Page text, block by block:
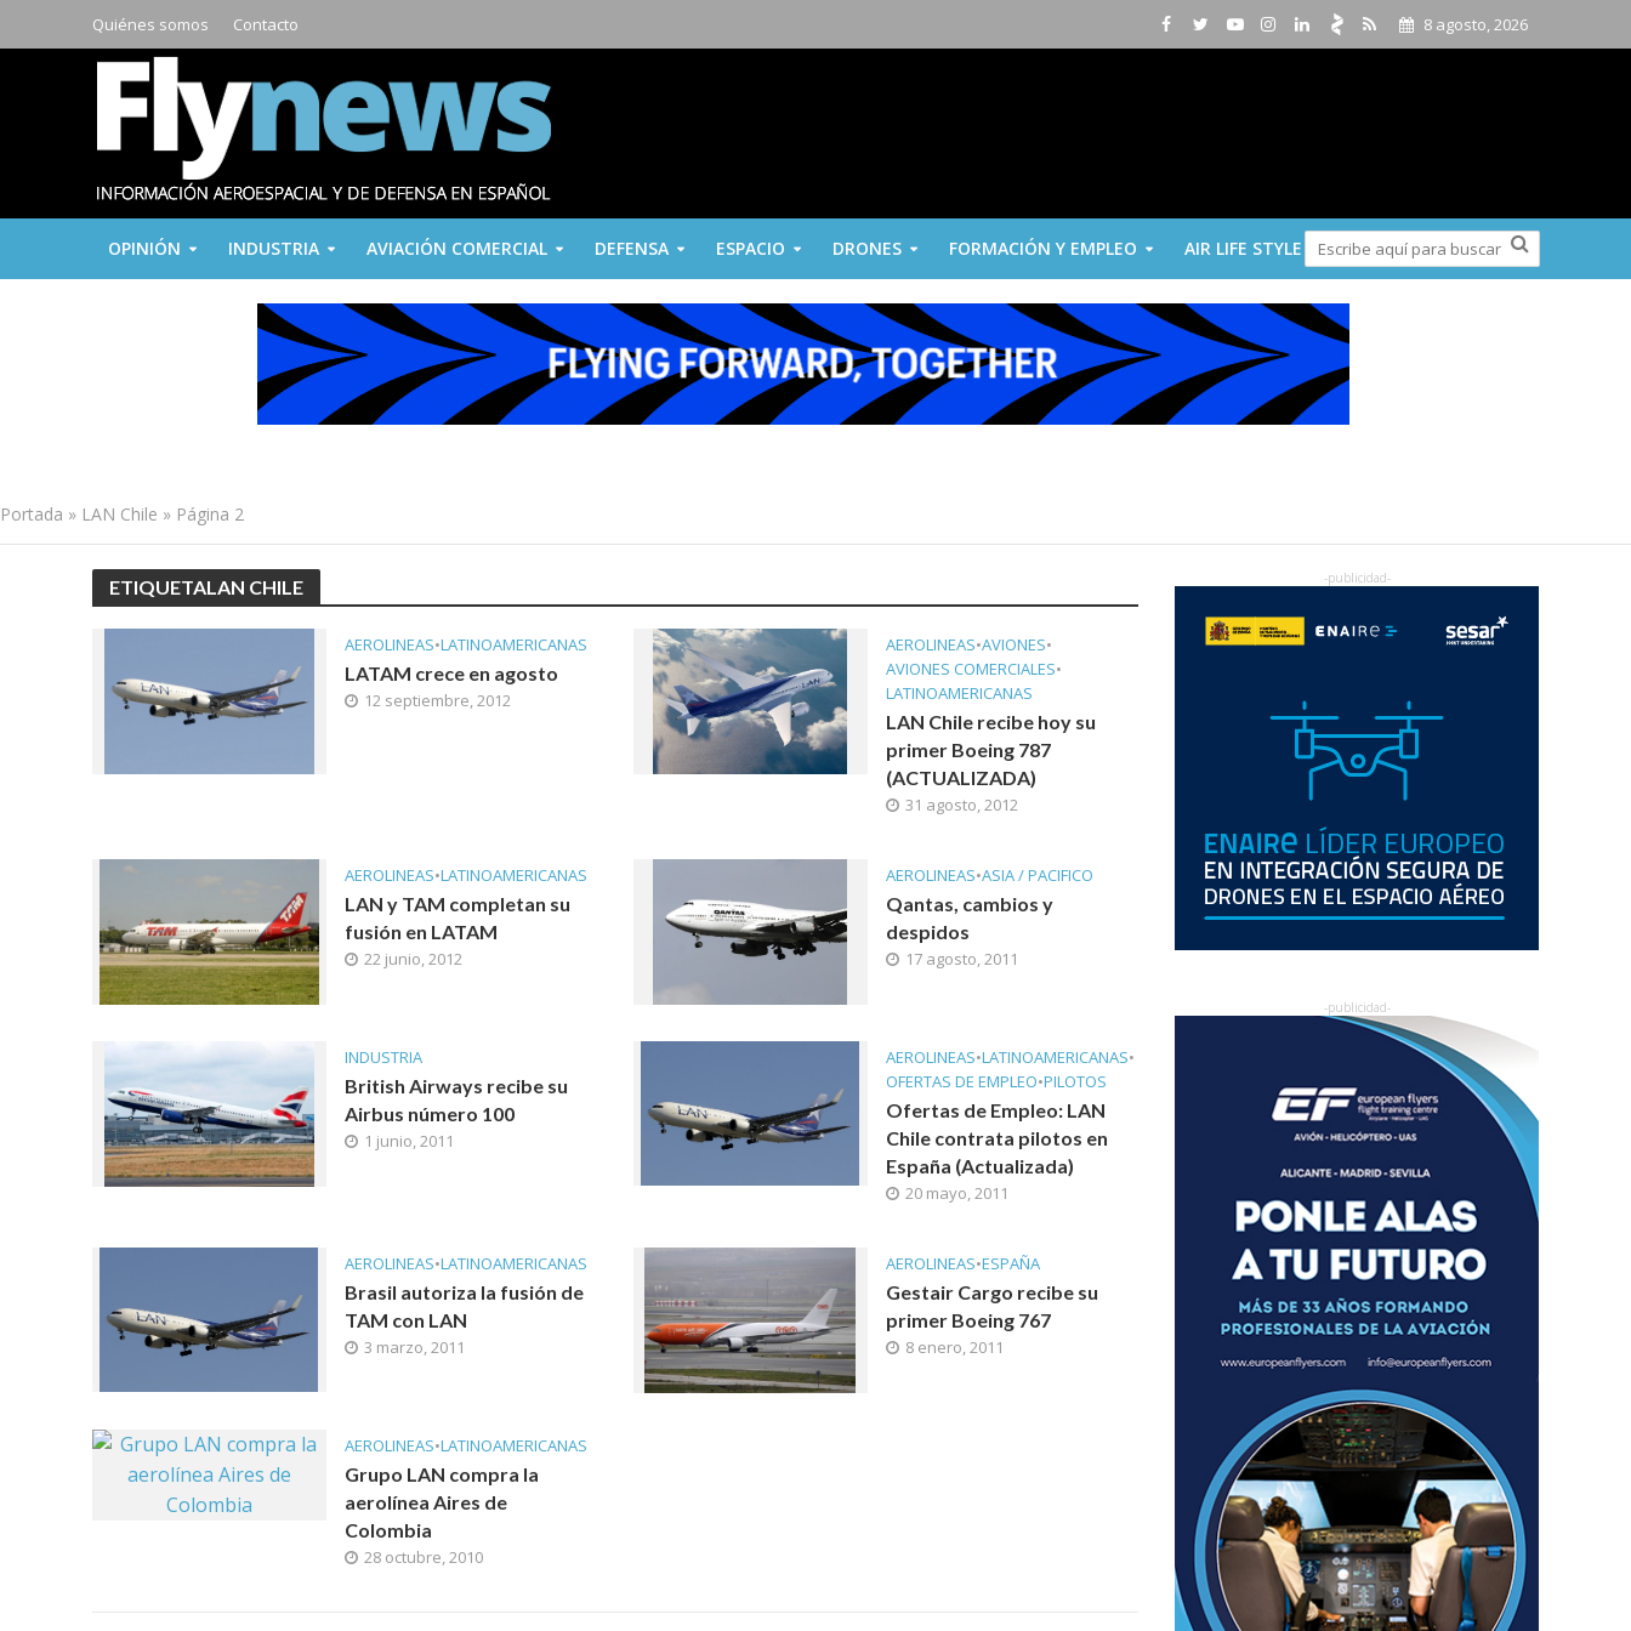
Quiénes somos Contacto 8 agosto, 2026
OPINIÓN INDUSTRIA AVIACIÓN COMERCIAL DEFENSA ESPACIO DRONES FORMACIÓN Y EMPLEO AIR LIFE STYLE
Portada » LAN Chile » Página 2
ETIQUETALAN CHILE
AEROLINEAS•LATINOAMERICANAS
LATAM crece en agosto
12 septiembre, 2012
AEROLINEAS•AVIONES•
AVIONES COMERCIALES•
LATINOAMERICANAS
LAN Chile recibe hoy su
primer Boeing 787
(ACTUALIZADA)
31 agosto, 2012
AEROLINEAS•LATINOAMERICANAS
LAN y TAM completan su
fusión en LATAM
22 junio, 2012
AEROLINEAS•ASIA / PACIFICO
Qantas, cambios y
despidos
17 agosto, 2011
INDUSTRIA
British Airways recibe su
Airbus número 100
1 junio, 2011
AEROLINEAS•LATINOAMERICANAS•
OFERTAS DE EMPLEO•PILOTOS
Ofertas de Empleo: LAN
Chile contrata pilotos en
España (Actualizada)
20 mayo, 2011
AEROLINEAS•LATINOAMERICANAS
Brasil autoriza la fusión de
TAM con LAN
3 marzo, 2011
AEROLINEAS•ESPAÑA
Gestair Cargo recibe su
primer Boeing 767
8 enero, 2011
AEROLINEAS•LATINOAMERICANAS
Grupo LAN compra la
aerolínea Aires de
Colombia
28 octubre, 2010